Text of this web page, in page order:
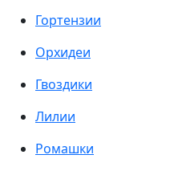
Гортензии
Орхидеи
Гвоздики
Лилии
Ромашки